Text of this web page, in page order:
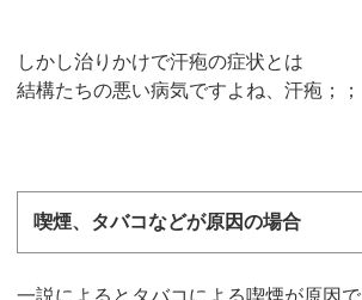
しかし治りかけで汗疱の症状とは
結構たちの悪い病気ですよね、汗疱；；
喫煙、タバコなどが原因の場合
一説によるとタバコによる喫煙が原因で